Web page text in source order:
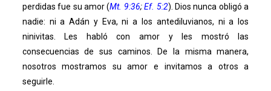
perdidas fue su amor (Mt. 9:36;Ef. 5:2). Dios nunca obligó a
nadie: ni a Adán y Eva, ni a los antediluvianos, ni a los
ninivitas. Les habló con amor y les mostró las
consecuencias de sus caminos. De la misma manera,
nosotros mostramos su amor e invitamos a otros a
seguirle.